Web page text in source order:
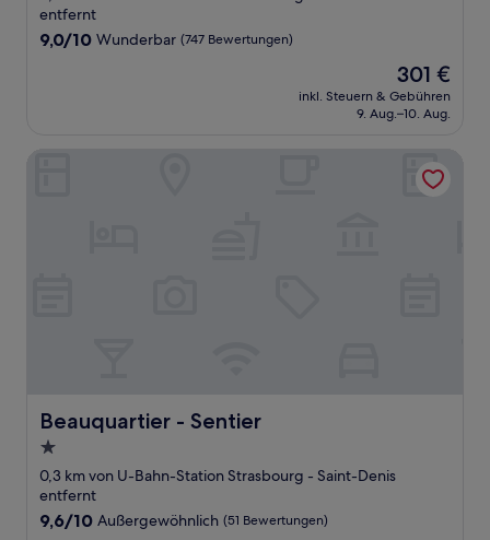
Unterkunft
entfernt
9.0
9,0/10 Wunderbar (747 Bewertungen)
Der
Preis
beträgt
301 €
inkl. Steuern & Gebühren
9. Aug.–10. Aug.
Beauquartier - Sentier
Beauquartier - Sentier
1.0-
Stern-
Unterkunft
0,3 km von U-Bahn-Station Strasbourg - Saint-Denis
entfernt
9.6
9,6/10 Außergewöhnlich (51 Bewertungen)